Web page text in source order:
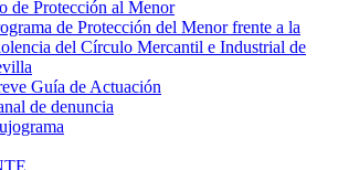
de Protección al Menor
de Protección del Menor frente a la
del Círculo Mercantil e Industrial de
Guía de Actuación
de denuncia